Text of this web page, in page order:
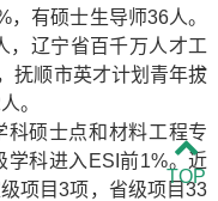
有硕士生导师36人。
，辽宁省百千万人才工
抚顺市英才计划青年拔
。
科硕士点和材料工程专
学科进入ESI前1%。近
项目3项，省级项目33
TOP